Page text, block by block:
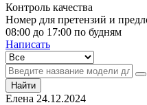
Контроль качества
Номер для претензий и
08:00 до 17:00 по будням
Написать
Елена 24.12.2024